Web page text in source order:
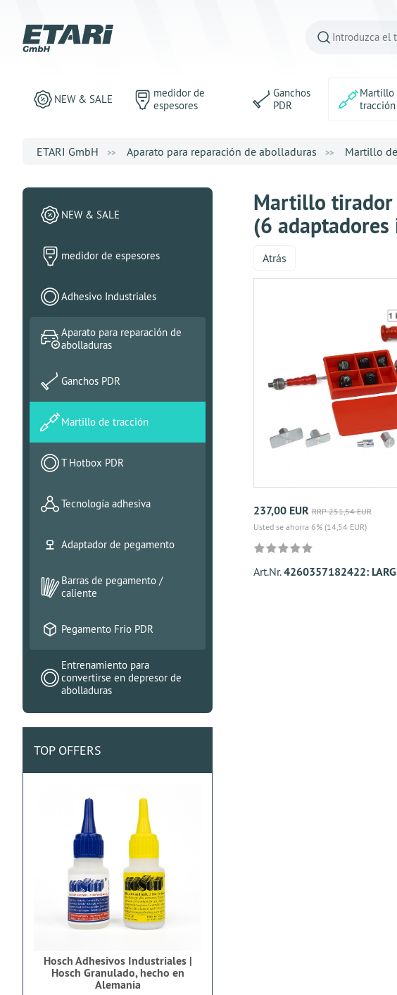
NEW & SALE
medidor de
espesores
Ganchos
PDR
Martillo
tracción
ETARI GmbH Aparato para reparación de abolladuras Martillo
Martillo tirador
(6
Atrás
237,00 EUR RRP 251,54 EUR
Usted se ahorra 6% (14,54 EUR)
Art.Nr.4260357182422:
NEW & SALE
medidor de espesores
Adhesivo Industriales
Aparato para reparación de
abolladuras
Ganchos PDR
Martillo de tracción
T Hotbox PDR
Tecnología adhesiva
Adaptador de pegamento
Barras de pegamento /
caliente
Pegamento Frio PDR
Entrenamiento para
convertirse en depresor de
abolladuras
TOP OFFERS
Hosch Adhesivos Industriales |
Hosch Granulado, hecho en
Alemania